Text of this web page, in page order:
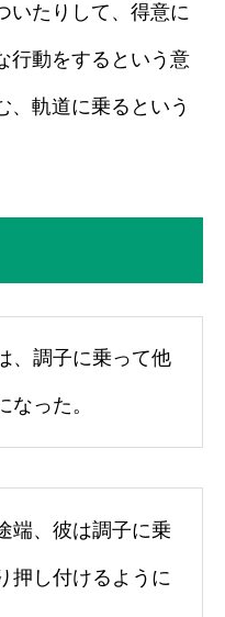
いたりして、得意に
行動をするという意
、軌道に乗るという
、調子に乗って他
った。
端、彼は調子に乗
押し付けるように